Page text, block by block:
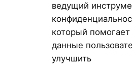
ведущий
который помогает
данные
улучшить